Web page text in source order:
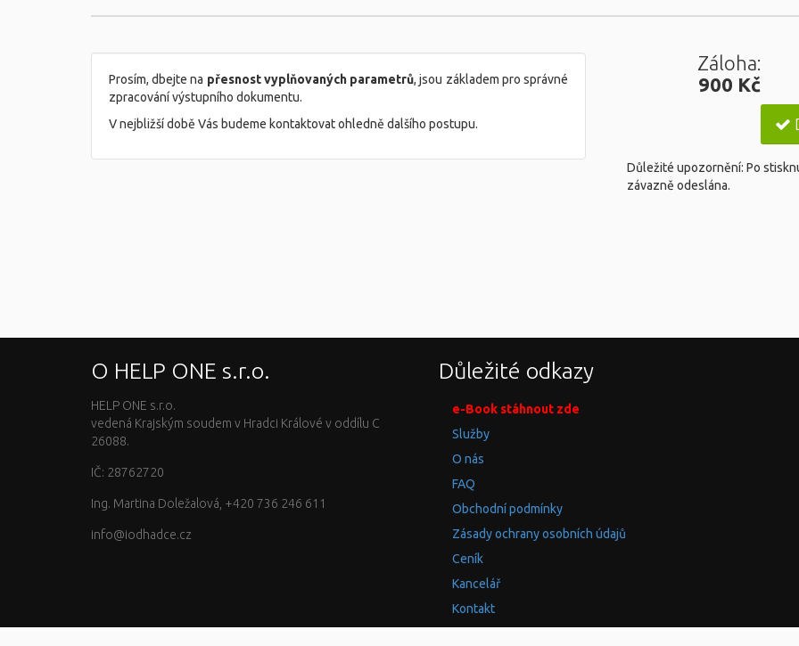
Prosím, dbejte na přesnost vyplňovaných parametrů, jsou základem pro správné
zpracování výstupního dokumentu.
V nejbližší době Vás budeme kontaktovat ohledně dalšího postupu.
Záloha:
900 Kč
Důležité upozornění: Po
závazně odeslána.
O HELP ONE s.r.o.
HELP ONE s.r.o.
vedená Krajským soudem v Hradci Králové v oddílu C
26088.
IČ: 28762720
Ing. Martina Doležalová, +420 736 246 611
info@iodhadce.cz
Důležité odkazy
e-Book stáhnout zde
Služby
O nás
FAQ
Obchodní podmínky
Zásady ochrany osobních údajů
Ceník
Kancelář
Kontakt